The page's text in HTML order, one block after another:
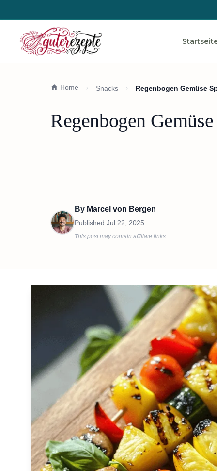
Home Snacks Regenbogen Gemüse
Regenbogen
By Marcel von Bergen
Published Jul 22, 2025
This post may contain affiliate links.